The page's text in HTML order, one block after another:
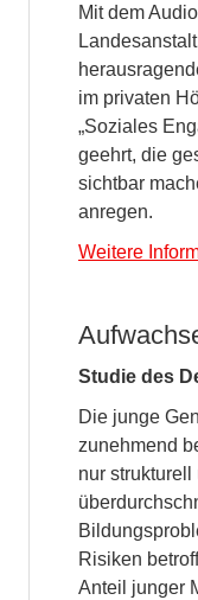
Mit dem
im privaten
„Soziales
geehrt, die
sichtbar
anregen.
Weitere
Studie des
Die junge
zunehmend
nur
Risiken
Anteil junger